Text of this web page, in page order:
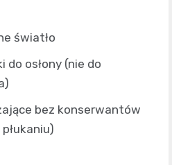
światło
do osłony (nie do
bez konserwantów